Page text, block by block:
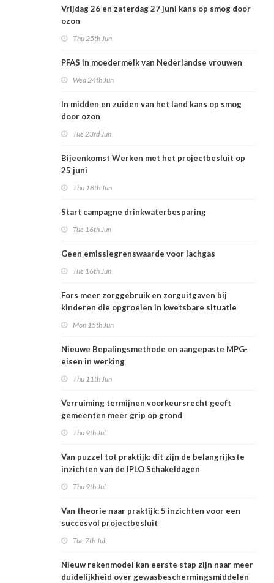
Vrijdag 26 en zaterdag 27 juni kans op smog door
ozon
Thu 25th Jun
PFAS in moedermelk van Nederlandse vrouwen
Wed 24th Jun
In midden en zuiden van het land kans op smog
door ozon
Tue 23rd Jun
Bijeenkomst Werken met het projectbesluit op
25 juni
Thu 18th Jun
Start campagne drinkwaterbesparing
Tue 16th Jun
Geen emissiegrenswaarde voor lachgas
Tue 16th Jun
Fors meer zorggebruik en zorguitgaven bij
kinderen die opgroeien in kwetsbare situatie
Mon 15th Jun
Nieuwe Bepalingsmethode en aangepaste MPG-
eisen in werking
Thu 11th Jun
Verruiming termijnen voorkeursrecht geeft
gemeenten meer grip op grond
Thu 9th Jul
Van puzzel tot praktijk: dit zijn de belangrijkste
inzichten van de IPLO Schakeldagen
Thu 9th Jul
Van theorie naar praktijk: 5 inzichten voor een
succesvol projectbesluit
Tue 7th Jul
Nieuw rekenmodel kan eerste stap zijn naar meer
duidelijkheid over gewasbeschermingsmiddelen